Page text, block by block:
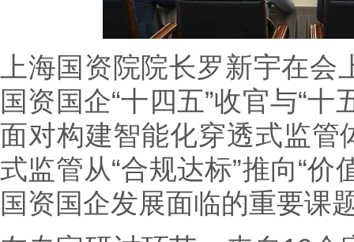
上海国资院院长罗新宇在
国资国企“十四五”收官与“
面对构建智能化穿透式监管
式监管从“合规达标”推向“
国资国企发展面临的重要课